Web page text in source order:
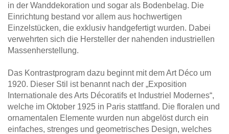
in der Wanddekoration und sogar als Bodenbelag. Die
Einrichtung bestand vor allem aus hochwertigen
Einzelstücken, die exklusiv handgefertigt wurden. Dabei
verwehrten sich die Hersteller der nahenden industriellen
Massenherstellung.
Das Kontrastprogram dazu beginnt mit dem Art Déco um
1920. Dieser Stil ist benannt nach der „Exposition
Internationale des Arts Décoratifs et Industriel Modernes“,
welche im Oktober 1925 in Paris stattfand. Die floralen und
ornamentalen Elemente wurden nun abgelöst durch ein
einfaches, strenges und geometrisches Design, welches